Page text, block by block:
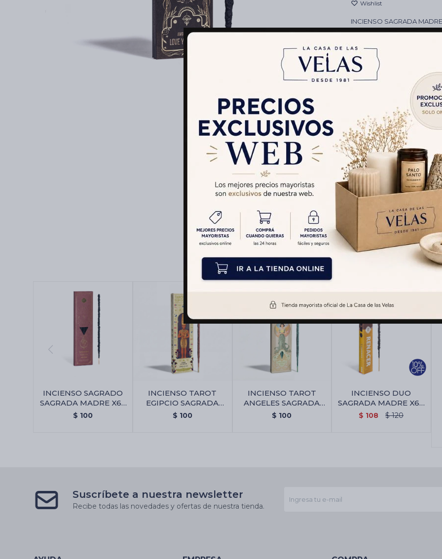
INCIENSO SAGRADA
FERIANTES, COMERCIOS
CAJITA DE 6 VARITAS
DURACIÓN: 1HR
Cambios y
Medios de pago
Productos que te pueden interesar
INCIENSO SAGRADO
SAGRADA MADRE X6 -
Amor Eterno
$ 100
INCIENSO TAROT
EGIPCIO SAGRADA
MADRE - Ambar De
$ 100
INCIENSO TAROT
ANGELES SAGRADA
MADRE - Bayas De
$ 100
INCIENSO DUO
SAGRADA MADRE X6 -
7 Poderes/renacer
$ 108 $ 120
Suscríbete a nuestra newsletter
Recibe todas las novedades y ofertas de nuestra tienda.